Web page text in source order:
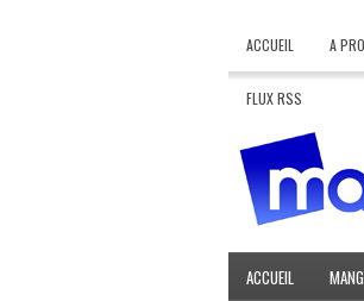
ACCUEIL A
FLUX RSS
ACCUEIL